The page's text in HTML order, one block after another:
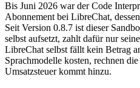
Bis Juni 2026 war der Code
Abonnement bei LibreChat,
Seit Version 0.8.7 ist dieser
selbst aufsetzt, zahlt dafür nur
LibreChat selbst fällt kein Betrag
Sprachmodelle kosten, rechnen
Umsatzsteuer kommt hinzu.